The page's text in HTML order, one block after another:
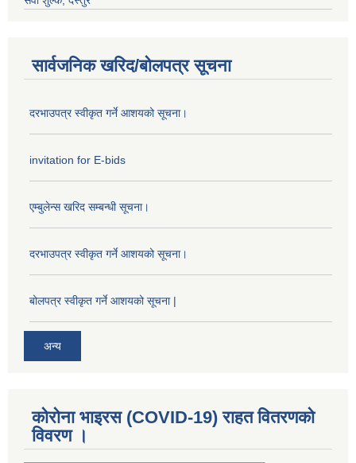
सार्वजनिक खरिद/बोलपत्र सूचना
दरभाउपत्र स्वीकृत गर्ने आशयको सूचना।
invitation for E-bids
एम्बुलेन्स खरिद सम्बन्धी सूचना।
दरभाउपत्र स्वीकृत गर्ने आशयको सूचना।
बोलपत्र स्वीकृत गर्ने आशयको सूचना |
अन्य
कोरोना भाइरस (COVID-19) राहत वितरणको
विवरण ।